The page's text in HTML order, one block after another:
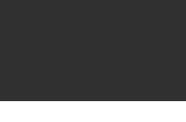
Impressões 3D Super